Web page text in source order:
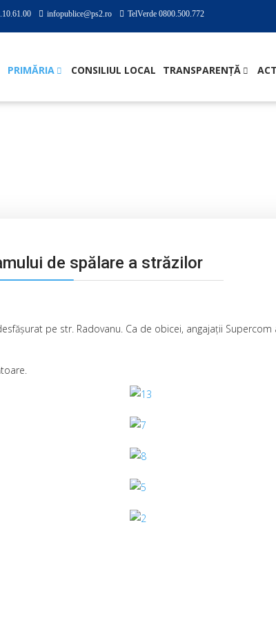
infopublice@ps2.ro TelVerde 0800.500.772
PRIMĂRIA CONSILIUL LOCAL TRANSPARENȚĂ
de spălare a străzilor
pe str. Radovanu. Ca de obicei, angajații